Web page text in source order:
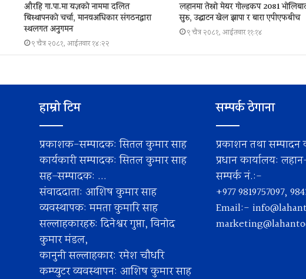
औरहि गा.पा.मा यज्ञकाे नाममा दलित
बिस्थापनकाे चर्चा, मानवअधिकार संगठनद्वारा
स्थलगत अनुगमन
९ चैत्र २०८१, आईतवार १४:२२
लहानमा तेस्रो मेयर गोल्डकप 2081
सुरु, उद्घाटन खेल झापा र बारा एपीएफबीच
९ चैत्र २०८१, आईतवार ११:१४
हाम्रो टिम
प्रकाशक-सम्पादक: सितल कुमार साह
कार्यकारी सम्पादक: सितल कुमार साह
सह–सम्पादक: ...
संवाददाता: आशिष कुमार साह
व्यवस्थापक: ममता कुमारि साह
सल्लाहकारहरु: दिनेश्वर गुप्ता, विनोद
कुमार मंडल,
कानुनी सल्लाहकार: रमेश चाैधरि
कम्प्युटर व्यवस्थापन: आशिष कुमार साह
सम्पर्क ठेगाना
प्रकाशन तथा सम्पादन
प्रधान कार्यालय:
सम्पर्क नं.:-
+977 9819757097,
Email:-